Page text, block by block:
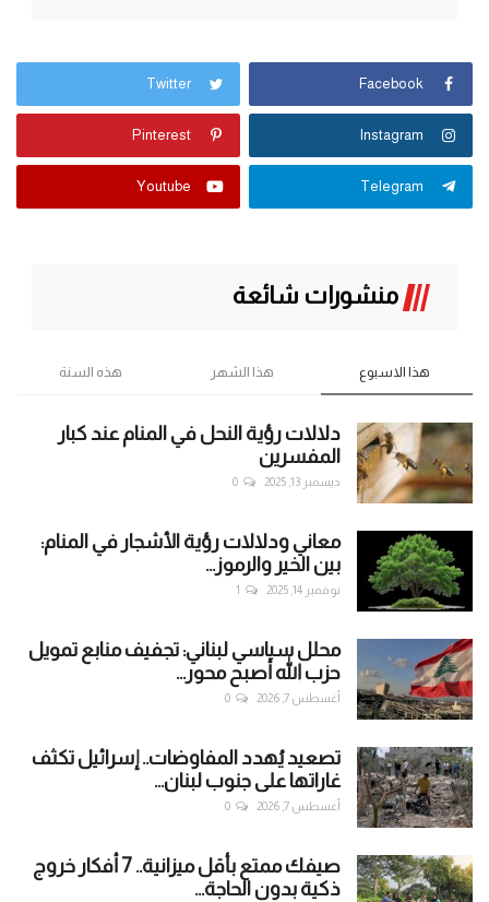
Facebook
Twitter
Instagram
Pinterest
Telegram
Youtube
منشورات شائعة
هذا الاسبوع هذا الشهر هذه السنة
دلالات رؤية النحل في المنام عند كبار
المفسرين
ديسمبر 13, 2025 0
معاني ودلالات رؤية الأشجار في المنام:
بين الخير والرموز...
نوفمبر 14, 2025 1
محلل سياسي لبناني: تجفيف منابع تمويل
حزب الله أصبح محور...
أغسطس 7, 2026 0
تصعيد يُهدد المفاوضات.. إسرائيل تكثف
غاراتها على جنوب لبنان...
أغسطس 7, 2026 0
صيفك ممتع بأقل ميزانية.. 7 أفكار خروج
ذكية بدون الحاجة...